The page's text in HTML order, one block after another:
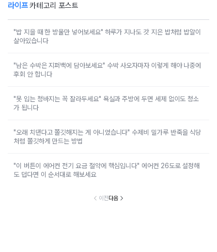
라이프카테고리 포스트
"밥 지을 때 한 방울만 넣어보세요" 하루가 지나도 갓 지은 밥처럼 밥알이
살아있습니다
"남은 수박은 지퍼백에 담아보세요" 수박 사오자마자 이렇게 해야 나중에
후회 안 합니다
"못 입는 청바지는 꼭 잘라두세요" 욕실과 주방에 두면 세제 없이도 청소
가 됩니다
"오래 치댄다고 쫄깃해지는 게 아니었습니다" 수제비 밀가루 반죽을 식당
처럼 쫄깃하게 만드는 방법
"이 버튼이 에어컨 전기 요금 절약에 핵심입니다" 에어컨 26도로 설정해
도 덥다면 이 순서대로 해보세요
이전다음